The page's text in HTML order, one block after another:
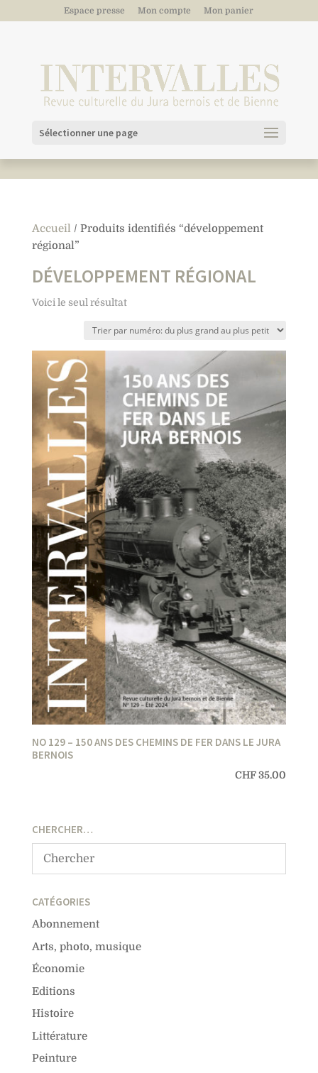
Espace presse Mon compte Mon panier
Sélectionner une page
Accueil/ Produits identifiés “développement
régional”
DÉVELOPPEMENT RÉGIONAL
Voici le seul résultat
NO 129 – 150 ANS DES CHEMINS DE FER DANS LE JURA
BERNOIS
CHF35.00
CHERCHER…
CATÉGORIES
Abonnement
Arts, photo, musique
Économie
Editions
Histoire
Littérature
Peinture